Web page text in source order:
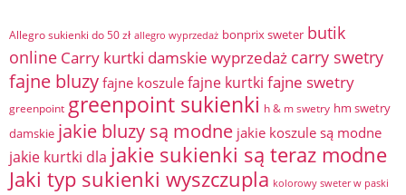
Allegro sukienki do 50 zł allegro wyprzedaż bonprix sweter butik
online Carry kurtki damskie wyprzedaż carry swetry
fajne bluzy fajne koszule fajne kurtki fajne swetry
greenpoint greenpoint sukienki h & m swetry hm swetry
damskie jakie bluzy są modne jakie koszule są modne
jakie kurtki dla jakie sukienki są teraz modne
Jaki typ sukienki wyszczupla kolorowy sweter w paski